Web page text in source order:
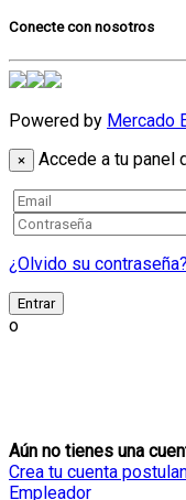
Conecte con nosotros
Powered by Mercado
×
Accede a tu panel
Email
Contraseña
¿Olvido su contraseña?
Entrar
o
Aún no tienes una
Crea tu cuenta
Empleador